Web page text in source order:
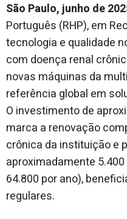
São Paulo, junho de
Português (RHP), em
tecnologia e qualidade
com doença renal
novas máquinas da
referência global em
O investimento de
marca a renovação
crônica da instituição e
aproximadamente
64.800 por ano),
regulares.